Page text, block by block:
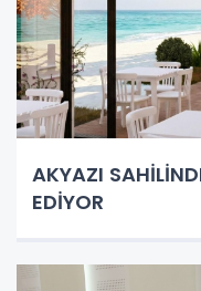
AKYAZI
EDİYOR